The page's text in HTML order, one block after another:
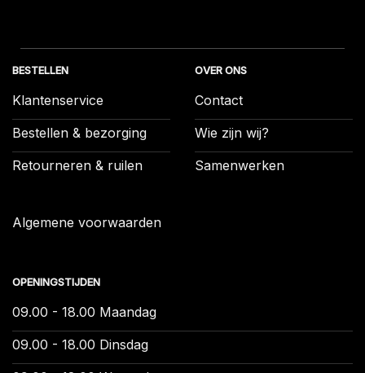
BESTELLEN
Klantenservice
Bestellen & bezorging
Retourneren & ruilen
Algemene voorwaarden
OVER ONS
Contact
Wie zijn wij?
Samenwerken
OPENINGSTIJDEN
09.00 - 18.00 Maandag
09.00 - 18.00 Dinsdag